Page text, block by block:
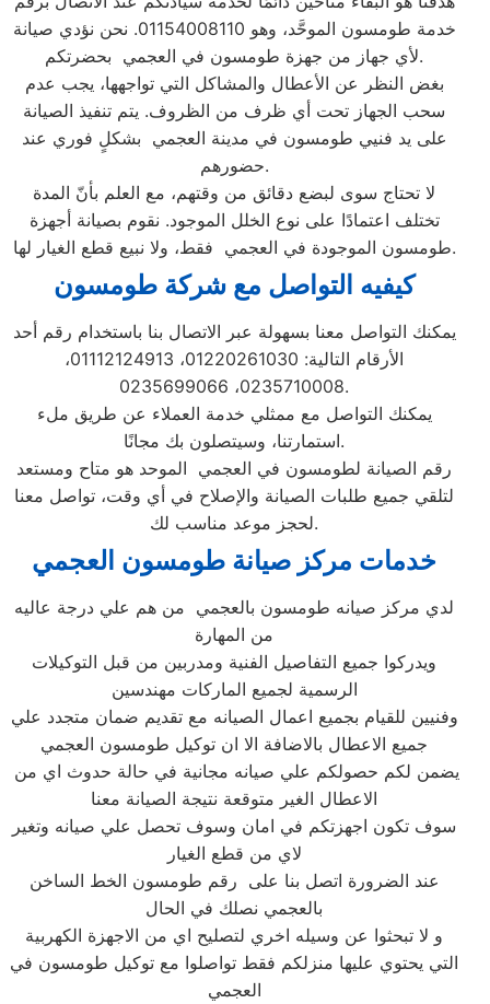
خدمة طومسون الموحَّد، وهو 01154008110. نحن نؤدي صيانة
لأي جهاز من جهزة طومسون في العجمي بحضرتكم.
بغض النظر عن الأعطال والمشاكل التي تواجهها، يجب عدم
سحب الجهاز تحت أي ظرف من الظروف. يتم تنفيذ الصيانة
على يد فنيي طومسون في مدينة العجمي بشكلٍ فوري عند
حضورهم.
لا تحتاج سوى لبضع دقائق من وقتهم، مع العلم بأنّ المدة
تختلف اعتمادًا على نوع الخلل الموجود. نقوم بصيانة أجهزة
طومسون الموجودة في العجمي فقط، ولا نبيع قطع الغيار لها.
كيفيه التواصل مع شركة طومسون
يمكنك التواصل معنا بسهولة عبر الاتصال بنا باستخدام رقم أحد
الأرقام التالية: 01220261030، 01112124913،
0235710008، 0235699066.
يمكنك التواصل مع ممثلي خدمة العملاء عن طريق ملء
استمارتنا، وسيتصلون بك مجانًا.
رقم الصيانة لطومسون في العجمي الموحد هو متاح ومستعد
لتلقي جميع طلبات الصيانة والإصلاح في أي وقت، تواصل معنا
لحجز موعد مناسب لك.
خدمات مركز صيانة طومسون العجمي
لدي مركز صيانه طومسون بالعجمي من هم علي درجة عاليه
من المهارة
ويدركوا جميع التفاصيل الفنية ومدربين من قبل التوكيلات
الرسمية لجميع الماركات مهندسين
وفنيين للقيام بجميع اعمال الصيانه مع تقديم ضمان متجدد علي
جميع الاعطال بالاضافة الا ان توكيل طومسون العجمي
الاعطال الغير متوقعة نتيجة الصيانة معنا
سوف تكون اجهزتكم في امان وسوف تحصل علي صيانه وتغير
لاي من قطع الغيار
عند الضرورة اتصل بنا على رقم طومسون الخط الساخن
بالعجمي نصلك في الحال
و لا تبحثوا عن وسيله اخري لتصليح اي من الاجهزة الكهربية
التي يحتوي عليها منزلكم فقط تواصلوا مع توكيل طومسون في
العجمي